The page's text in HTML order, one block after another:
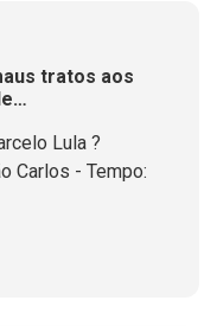
tratos aos
Lula ?
Carlos - Tempo: